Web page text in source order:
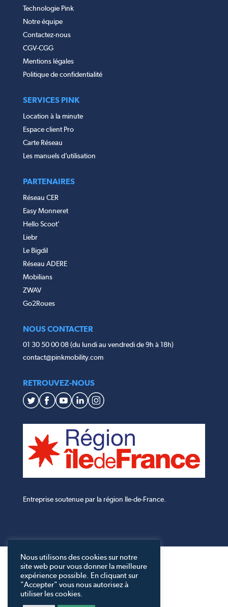
Technologie Pink
Notre équipe
Contactez-nous
CGV-CGG
Mentions légales
Politique de confidentialité
SERVICES PINK
Location à la minute
Espace client Pro
Carte Réseau
Les manuels d’utilisation
PARTENAIRES
Réseau CER
Easy Monneret
Hello Scoot’
Liebr
Le Bigdil
Réseau ADERE
Mobilians
ZWAV
Go2Roues
NOUS CONTACTER
01 30 50 00 08 (du lundi au vendredi de 9h à 18h)
contact@pinkmobility.com
RETROUVEZ-NOUS
Entreprise soutenue par la région Ile-de-France.
Nous utilisons des cookies sur notre
site web pour vous donner la meilleure
expérience possible. En cliquant sur
"Accepter" vous nous autorisez à
utiliser les cookies.